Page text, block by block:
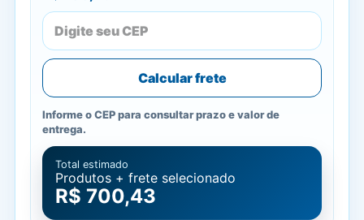
Calcular frete
Informe o CEP para consultar prazo e valor de
entrega.
Total estimado
Produtos + frete selecionado
R$ 700,43